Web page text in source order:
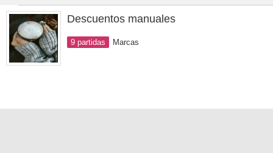
Descuentos manuales
9 partidas Marcas